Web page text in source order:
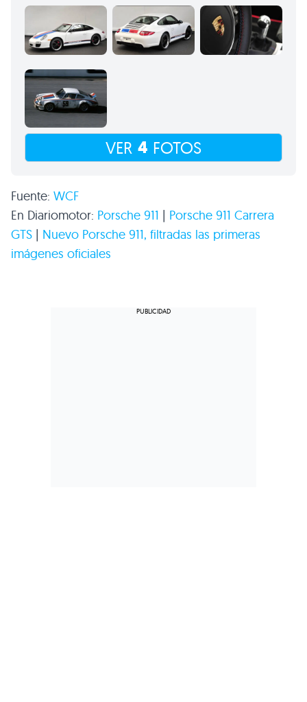
VER 4 FOTOS
Fuente: WCF
En Diariomotor: Porsche 911 | Porsche 911 Carrera
GTS | Nuevo Porsche 911, filtradas las primeras
imágenes oficiales